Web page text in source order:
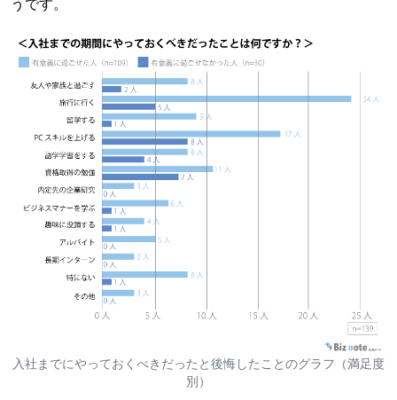
うです。
入社までにやっておくべきだったと後悔したことのグラフ（満足度
別）